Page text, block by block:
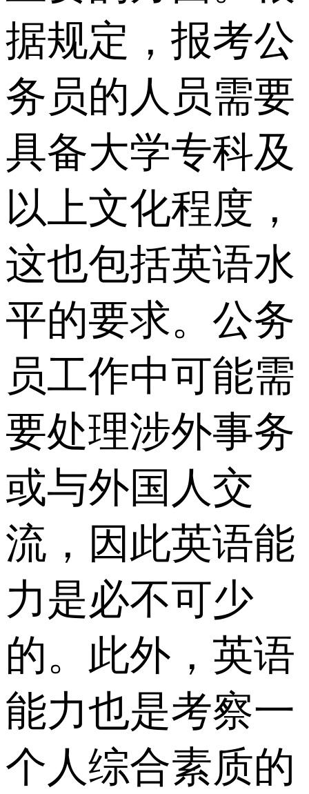
据规定，报考公
务员的人员需要
具备大学专科及
以上文化程度，
这也包括英语水
平的要求。公务
员工作中可能需
要处理涉外事务
或与外国人交
流，因此英语能
力是必不可少
的。此外，英语
能力也是考察一
个人综合素质的